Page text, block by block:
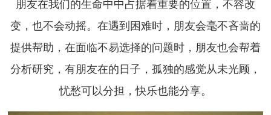
朋友在我们的生命中中占据着重要的位置，不容改
变，也不会动摇。在遇到困难时，朋友会毫不吝啬的
提供帮助，在面临不易选择的问题时，朋友也会帮着
分析研究，有朋友在的日子，孤独的感觉从未光顾，
忧愁可以分担，快乐也能分享。